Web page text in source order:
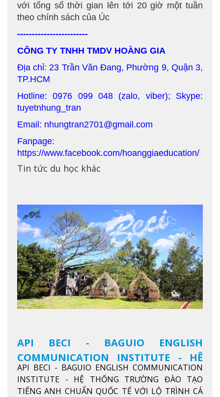
với tổng số thời gian lên tới 20 giờ một tuần
theo chính sách của Úc
------------------------
CÔNG TY TNHH TMDV HOÀNG GIA
Địa chỉ: 23 Trần Văn Đang, Phường 9, Quận 3,
TP.HCM
Hotline: 0976 099 048 (zalo, viber); Skype:
tuyetnhung_tran
Email: nhungtran2701@gmail.com
Fanpage:
https://www.facebook.com/hoanggiaeducation/
Tin tức du học khác
API BECI - BAGUIO ENGLISH
COMMUNICATION INSTITUTE - HỆ
THỐNG TRƯỜNG ĐÀO TẠO TIẾNG
ANH CHUẨN QUỐC TẾ
API BECI - BAGUIO ENGLISH COMMUNICATION
INSTITUTE - HỆ THỐNG TRƯỜNG ĐÀO TẠO
TIẾNG ANH CHUẨN QUỐC TẾ VỚI LỘ TRÌNH CÁ